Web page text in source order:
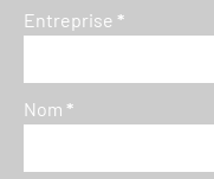
Entreprise *
Nom *